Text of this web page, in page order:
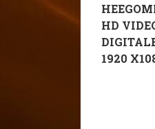
HD
1920